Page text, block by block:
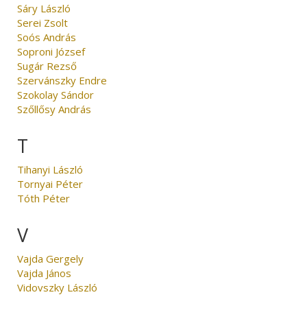
Sáry László
Serei Zsolt
Soós András
Soproni József
Sugár Rezső
Szervánszky Endre
Szokolay Sándor
Szőllősy András
T
Tihanyi László
Tornyai Péter
Tóth Péter
V
Vajda Gergely
Vajda János
Vidovszky László